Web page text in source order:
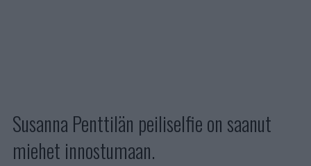
Susanna Penttilän peiliselfie on saanut
miehet innostumaan.